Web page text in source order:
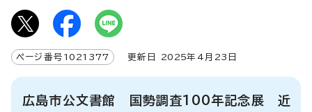
ページ番号 1021377 更新日 2025年4月 23 日
広島市公文書館 国勢調査100年記念展 近